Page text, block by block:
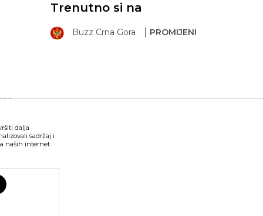
Trenutno si na
Buzz Crna Gora PROMIJENI
dalja
sadržaj i
naših internet